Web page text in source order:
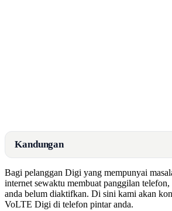
Kandungan
Bagi pelanggan Digi yang mempunyai
internet sewaktu membuat panggilan
anda belum diaktifkan. Di sini kami akan
VoLTE Digi di telefon pintar anda.